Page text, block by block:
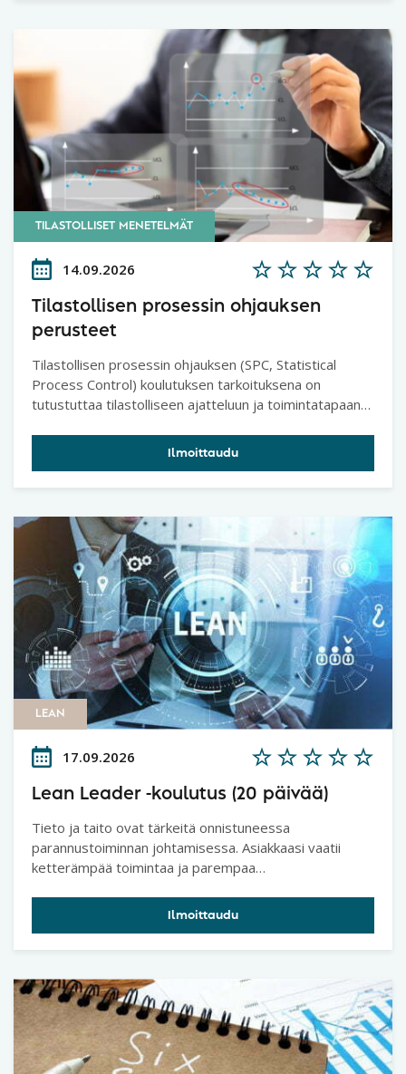
TILASTOLLISET MENETELMÄT
14.09.2026
Tilastollisen prosessin ohjauksen
perusteet
Tilastollisen prosessin ohjauksen (SPC, Statistical
Process Control) koulutuksen tarkoituksena on
tutustuttaa tilastolliseen ajatteluun ja toimintatapaan
Ilmoittaudu
LEAN
17.09.2026
Lean Leader -koulutus (20 päivää)
Tieto ja taito ovat tärkeitä onnistuneessa
parannustoiminnan johtamisessa. Asiakkaasi vaatii
ketterämpää toimintaa ja parempaa
parantaa tuottavuutta. Haluat tietää, kuinka nämä
organisoidaan käytännön toimenpiteiksi.
Ilmoittaudu